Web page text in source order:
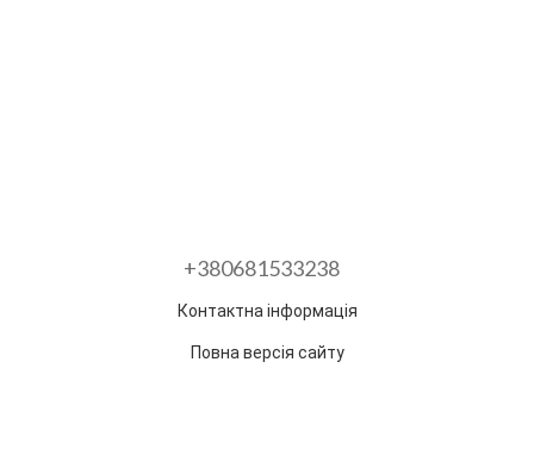
+380681533238
Контактна інформація
Повна версія сайту